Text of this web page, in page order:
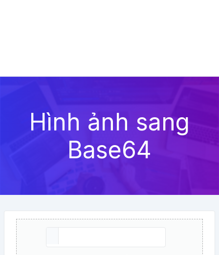
Hình ảnh sang
Base64